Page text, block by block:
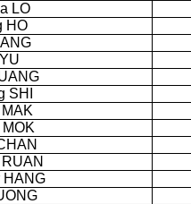
LO
HO
SHI
HANG